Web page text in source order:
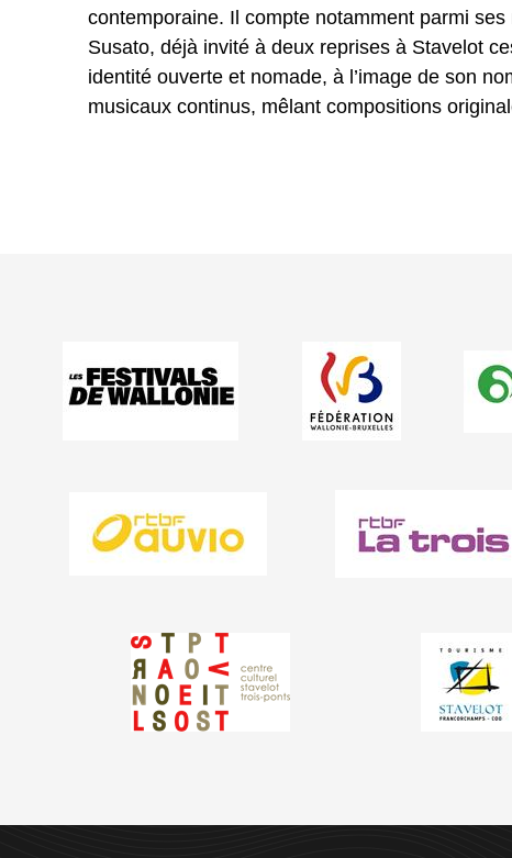
contemporaine. Il compte notamment parmi
Susato, déjà invité à deux reprises à Stavelot
identité ouverte et nomade, à l’image de son
musicaux continus, mêlant compositions